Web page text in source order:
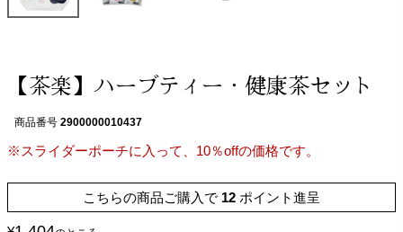
【茶楽】ハーブティー・健康茶セット
商品番号 2900000010437
※スライダーポーチに入って、10％offの価格です。
こちらの商品ご購入で 12 ポイント進呈